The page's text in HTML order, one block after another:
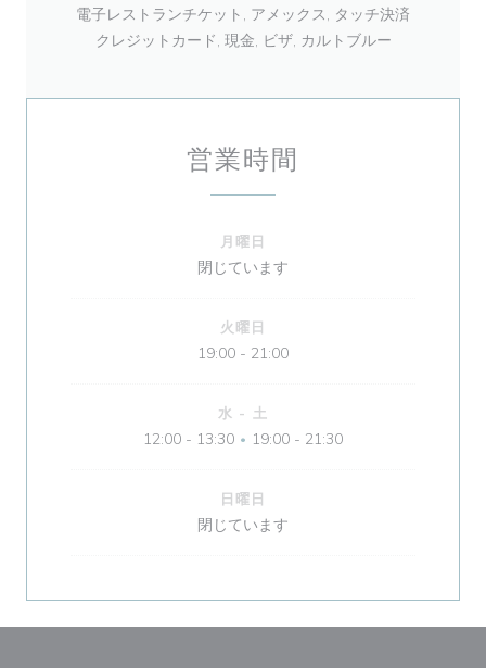
電子レストランチケット, アメックス, タッチ決済
クレジットカード, 現金, ビザ, カルトブルー
営業時間
月曜日
閉じています
火曜日
19:00 - 21:00
水 - 土
12:00 - 13:30 • 19:00 - 21:30
日曜日
閉じています